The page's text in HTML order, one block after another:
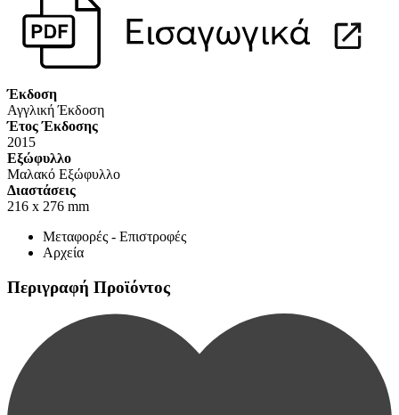
Έκδοση
Αγγλική Έκδοση
Έτος Έκδοσης
2015
Εξώφυλλο
Μαλακό Εξώφυλλο
Διαστάσεις
216 x 276 mm
Μεταφορές - Επιστροφές
Αρχεία
Περιγραφή Προϊόντος